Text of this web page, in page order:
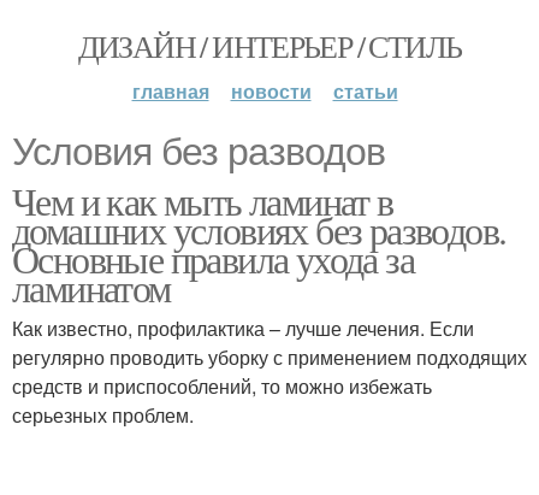
ДИЗАЙН / ИНТЕРЬЕР / СТИЛЬ
главная новости статьи
Условия без разводов
Чем и как мыть ламинат в
домашних условиях без разводов.
Основные правила ухода за
ламинатом
Как известно, профилактика – лучше лечения. Если
регулярно проводить уборку с применением подходящих
средств и приспособлений, то можно избежать
серьезных проблем.